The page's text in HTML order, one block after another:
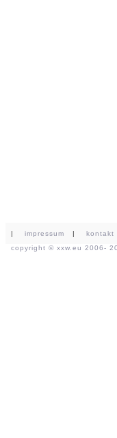
| impressum | kontakt
copyright © xxw.eu 2006-